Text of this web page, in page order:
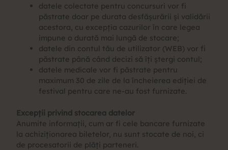
datele colectate pentru concursuri vor fi
păstrate doar pe durata desfășurării și validării
acestora, cu excepția cazurilor în care legea
impune o durată mai lungă de stocare;
datele din contul tău de utilizator (WEB) vor fi
păstrate până când decizi să îți ștergi contul;
datele medicale vor fi păstrate pentru
maximum 30 de zile de la încheierea ediției de
festival pentru care ne-au fost furnizate.
Excepții privind stocarea datelor
Anumite informații, cum ar fi cele bancare furnizate
la achiziționarea biletelor, nu sunt stocate de noi, ci
de procesatorii de plăți parteneri.